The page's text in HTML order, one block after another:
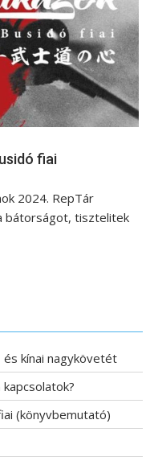
fiai
2024. RepTár
bátorságot, tisztelitek
kínai nagykövetét
(könyvbemutató)